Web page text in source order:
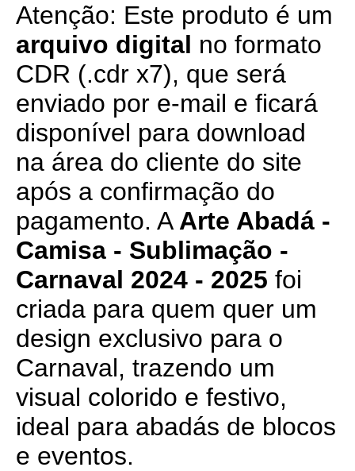
Atenção: Este produto é um
arquivo digital no formato
CDR (.cdr x7), que será
enviado por e-mail e ficará
disponível para download
na área do cliente do site
após a confirmação do
pagamento. A Arte Abadá -
Camisa - Sublimação -
Carnaval 2024 - 2025 foi
criada para quem quer um
design exclusivo para o
Carnaval, trazendo um
visual colorido e festivo,
ideal para abadás de blocos
e eventos.